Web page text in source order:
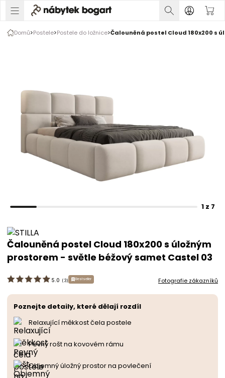
Domů Postele Postele do ložnice Čalouněná postel Cloud 180x200 s
1 z 7
Čalouněná postel Cloud 180x200 s úložným
prostorem - světle béžový samet Castel 03
5.0 ( 3) Bestseller Fotografie zákazníků
Poznejte detaily, které dělají rozdíl
Relaxující měkkost čela postele
Pevný rošt na kovovém rámu
Objemný úložný prostor na povlečení